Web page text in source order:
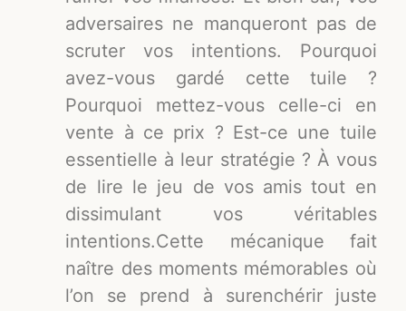
adversaires ne manqueront pas de
scruter vos intentions. Pourquoi
avez-vous gardé cette tuile ?
Pourquoi mettez-vous celle-ci en
vente à ce prix ? Est-ce une tuile
essentielle à leur stratégie ? À vous
de lire le jeu de vos amis tout en
dissimulant vos véritables
intentions.Cette mécanique fait
naître des moments mémorables où
l’on se prend à surenchérir juste